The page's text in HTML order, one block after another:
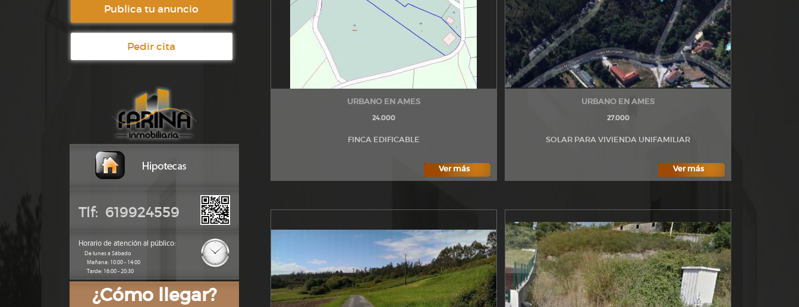
Publica tu anuncio
Pedir cita
Tlf: 619924559
Horario de atención al público:
De lunes a Sábado
Mañana: 10:00 - 14:00
Tarde: 16:00 - 20:30
¿Cómo llegar?
URBANO EN AMES
24.000
FINCA EDIFICABLE
Ver más
URBANO EN AMES
27.000
SOLAR PARA VIVIENDA UNIFAMILIAR
Ver más